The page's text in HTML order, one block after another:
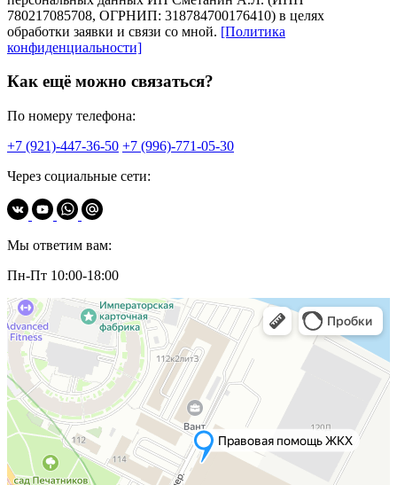
780217085708, ОГРНИП: 318784700176410) в целях
обработки заявки и связи со мной. [Политика
конфиденциальности]
Как ещё можно связаться?
По номеру телефона:
+7 (921)-447-36-50 +7 (996)-771-05-30
Через социальные сети:
Мы ответим вам:
Пн-Пт 10:00-18:00